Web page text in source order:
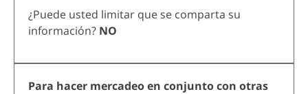
¿Puede usted limitar que se comparta su
información? NO
Para hacer mercadeo en conjunto con otras